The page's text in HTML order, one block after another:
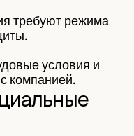
требуют режима
условия и
компанией.